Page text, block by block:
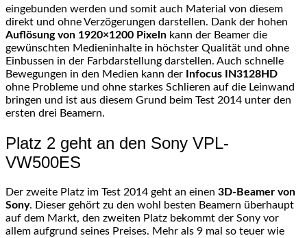
eingebunden werden und somit auch Material von diesem
direkt und ohne Verzögerungen darstellen. Dank der hohen
Auflösung von 1920×1200 Pixeln kann der Beamer die
gewünschten Medieninhalte in höchster Qualität und ohne
Einbussen in der Farbdarstellung darstellen. Auch schnelle
Bewegungen in den Medien kann der
Infocus IN3128HD
ohne Probleme und ohne starkes Schlieren auf die Leinwand
bringen und ist aus diesem Grund beim Test 2014 unter den
ersten drei Beamern.
Platz 2 geht an den Sony VPL-
VW500ES
Der zweite Platz im Test 2014 geht an einen 3D-Beamer von
Sony. Dieser gehört zu den wohl besten Beamern überhaupt
auf dem Markt, den zweiten Platz bekommt der Sony vor
allem aufgrund seines Preises. Mehr als 9 mal so teuer wie